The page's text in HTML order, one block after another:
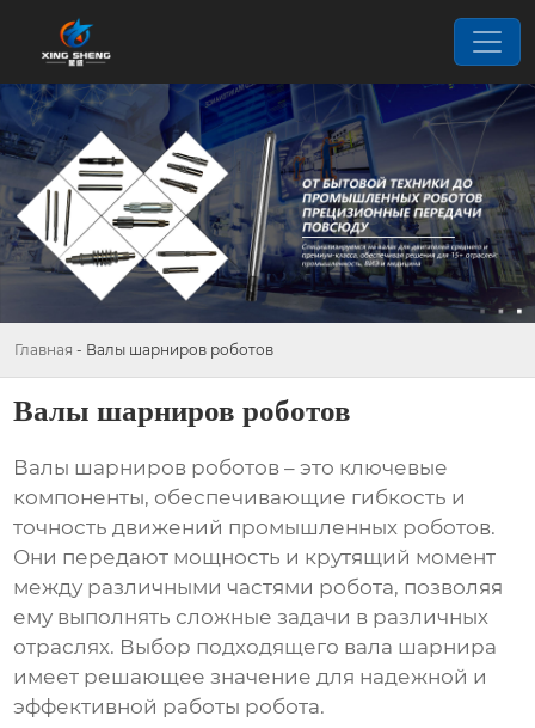
Главная - Валы шарниров роботов
Валы шарниров роботов
Валы шарниров роботов – это ключевые
компоненты, обеспечивающие гибкость и
точность движений промышленных роботов.
Они передают мощность и крутящий момент
между различными частями робота, позволяя
ему выполнять сложные задачи в различных
отраслях. Выбор подходящего вала шарнира
имеет решающее значение для надежной и
эффективной работы робота.